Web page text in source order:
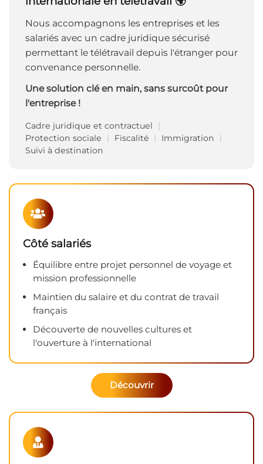
Nous accompagnons les entreprises et les
salariés avec un cadre juridique sécurisé
permettant le télétravail depuis l'étranger pour
convenance personnelle.
Une solution clé en main, sans surcoût pour
l'entreprise !
Cadre juridique et contractuel
Protection sociale
Fiscalité
Immigration
Suivi à destination
Côté salariés
Équilibre entre projet personnel de voyage et
mission professionnelle
Maintien du salaire et du contrat de travail
français
Découverte de nouvelles cultures et
l'ouverture à l'international
Découvrir